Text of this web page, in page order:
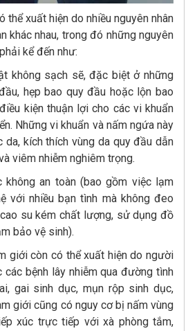
thể xuất hiện do nhiều nguyên nhân
khác nhau, trong đó những nguyên
kể đến như:
không sạch sẽ, đặc biệt ở những
hẹp bao quy đầu hoặc lộn bao
kiện thuận lợi cho các vi khuẩn
Những vi khuẩn và nấm ngứa này
kích thích vùng da quy đầu dẫn
viêm nhiễm nghiêm trọng.
không an toàn (bao gồm việc lạm
với nhiều bạn tình mà không đeo
su kém chất lượng, sử dụng đồ
bảo vệ sinh).
giới còn có thể xuất hiện do người
bệnh lây nhiễm qua đường tình
gai sinh dục, mụn rộp sinh dục,
giới cũng có nguy cơ bị nấm vùng
xúc trực tiếp với xà phòng tắm,